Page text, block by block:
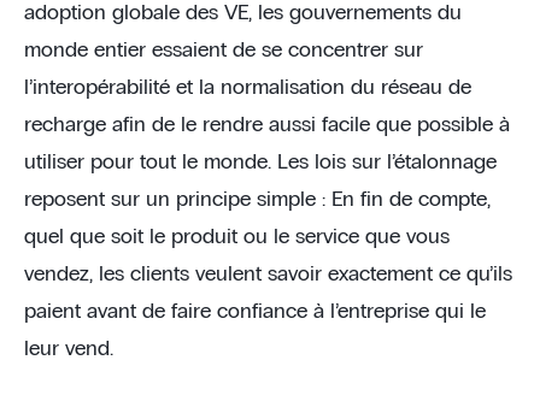
adoption globale des VE, les gouvernements du
monde entier essaient de se concentrer sur
l’interopérabilité et la normalisation du réseau de
recharge afin de le rendre aussi facile que possible à
utiliser pour tout le monde. Les lois sur l’étalonnage
reposent sur un principe simple : En fin de compte,
quel que soit le produit ou le service que vous
vendez, les clients veulent savoir exactement ce qu’ils
paient avant de faire confiance à l’entreprise qui le
leur vend.